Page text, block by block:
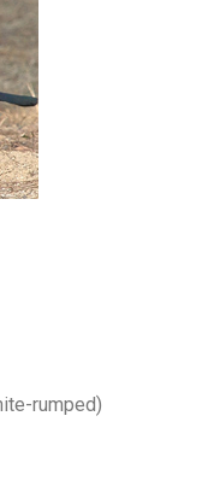
rumped)